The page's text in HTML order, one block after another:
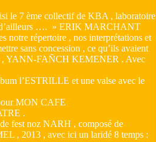
le 7 ème collectif de KBA , laboratoire
d’ailleurs …. » ERIK MARCHANT
notre répertoire , nos interprétations et
sans concession , ce qu’ils avaient
, YANN-FAÑCH KEMENER . Avec
l’ESTRILLE et une valse avec le
MON CAFE
.
fest noz NARH , composé de
, 2013 , avec ici un laridé 8 temps :